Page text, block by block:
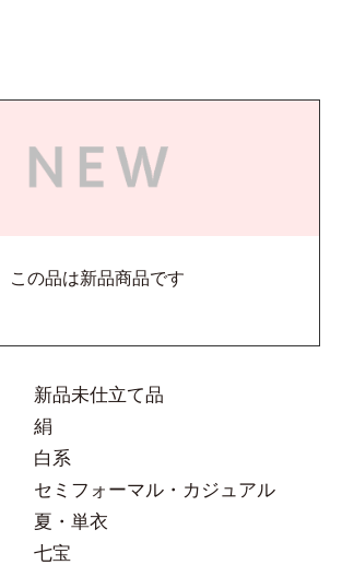
この品は新品商品です
新品未仕立て品
絹
白系
セミフォーマル・カジュアル
夏・単衣
七宝